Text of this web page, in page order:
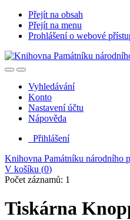
Přejít na obsah
Přejít na menu
Prohlášení o webové
Vyhledávání
Konto
Nastavení účtu
Nápověda
Přihlášení
Knihovna Památníku národního
V košíku (0)
Počet záznamů: 1
Tiskárna